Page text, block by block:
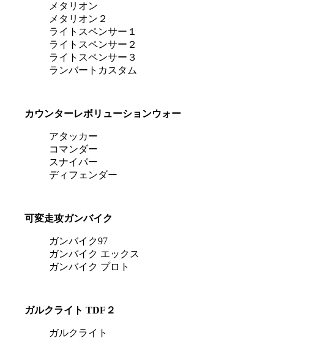
メタリオン
メタリオン２
ライトスペンサー１
ライトスペンサー２
ライトスペンサー３
ランバートカスタム
カウンターレボリューションウォー
アタッカー
コマンダー
スナイパー
ディフェンダー
可変走攻ガンバイク
ガンバイク97
ガンバイク エックス
ガンバイク プロト
ガルクライト TDF２
ガルクライト